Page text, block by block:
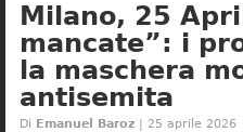
Milano, 25
mancate”: i
la maschera
antisemita
Di Emanuel Baroz | 25 aprile 2026